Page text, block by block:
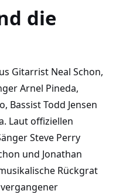
die
Gitarrist Neal Schon,
Arnel Pineda,
Bassist Todd Jensen
Laut offiziellen
Steve Perry
und Jonathan
Rückgrat